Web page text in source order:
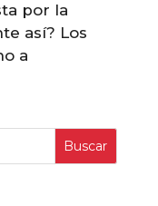
por la
así? Los
a
Buscar